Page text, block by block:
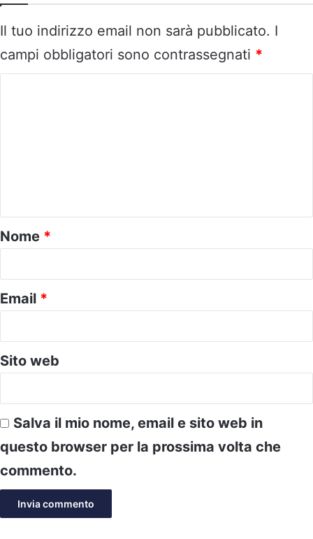
Il tuo indirizzo email non sarà pubblicato. I
campi obbligatori sono contrassegnati *
o
*
Nome *
Email *
Sito web
Salva il mio nome, email e sito web in
questo browser per la prossima volta che
commento.